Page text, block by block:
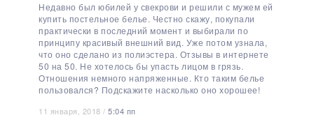
Недавно был юбилей у свекрови и решили с мужем ей
купить постельное белье. Честно скажу, покупали
практически в последний момент и выбирали по
принципу красивый внешний вид. Уже потом узнала,
что оно сделано из полиэстера. Отзывы в интернете
50 на 50. Не хотелось бы упасть лицом в грязь.
Отношения немного напряженные. Кто таким белье
пользовался? Подскажите насколько оно хорошее!
11 января, 2018 / 5:04 пп